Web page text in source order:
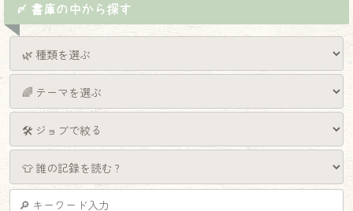
〆 書庫の中から探す